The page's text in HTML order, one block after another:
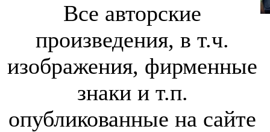
Все авторские
произведения, в т.ч.
изображения, фирменные
знаки и т.п.
опубликованные на сайте